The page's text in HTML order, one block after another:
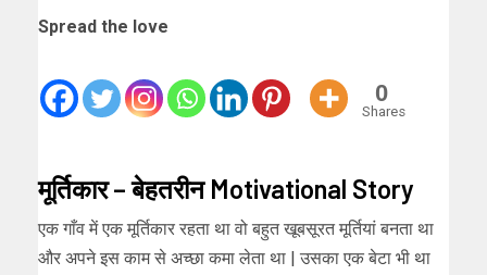
Spread the love
0
Shares
मूर्तिकार – बेहतरीन Motivational Story
एक गाँव में एक मूर्तिकार रहता था वो बहुत खूबसूरत मूर्तियां बनता था
और अपने इस काम से अच्छा कमा लेता था | उसका एक बेटा भी था